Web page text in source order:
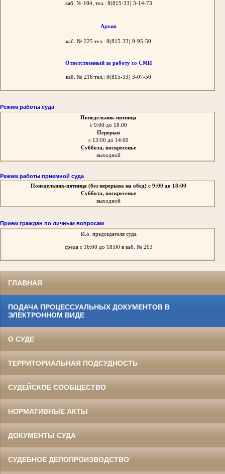
каб. № 104, тел.: 8(815-33) 3-14-73
Архив
каб. № 225 тел.: 8(815-33) 9-95-50
Ответственный за работу со СМИ
каб. № 216 тел.: 8(815-33) 3-07-50
Режим работы суда
Понедельник-пятница
с 9:00 до 18.00
Перерыв
с 13:00 до 14:00
Суббота, воскресенье
выходной
Режим работы приемной суда
Понедельник-пятница (без перерыва на обед) с 9:00 до 18:00
Суббота, воскресенье
выходной
Прием граждан по личным вопросам
И.о. председателя суда
среда с 16:00 до 18:00 в каб. № 203
ГЛАВНАЯ
ПОДАЧА ПРОЦЕССУАЛЬНЫХ ДОКУМЕНТОВ В
ЭЛЕКТРОННОМ ВИДЕ
О СУДЕ
ТЕРРИТОРИАЛЬНАЯ ПОДСУДНОСТЬ
СУДЕЙСКОЕ СООБЩЕСТВО
НОРМАТИВНЫЕ АКТЫ
ДОКУМЕНТЫ СУДА
СУДЕБНОЕ ДЕЛОПРОИЗВОДСТВО